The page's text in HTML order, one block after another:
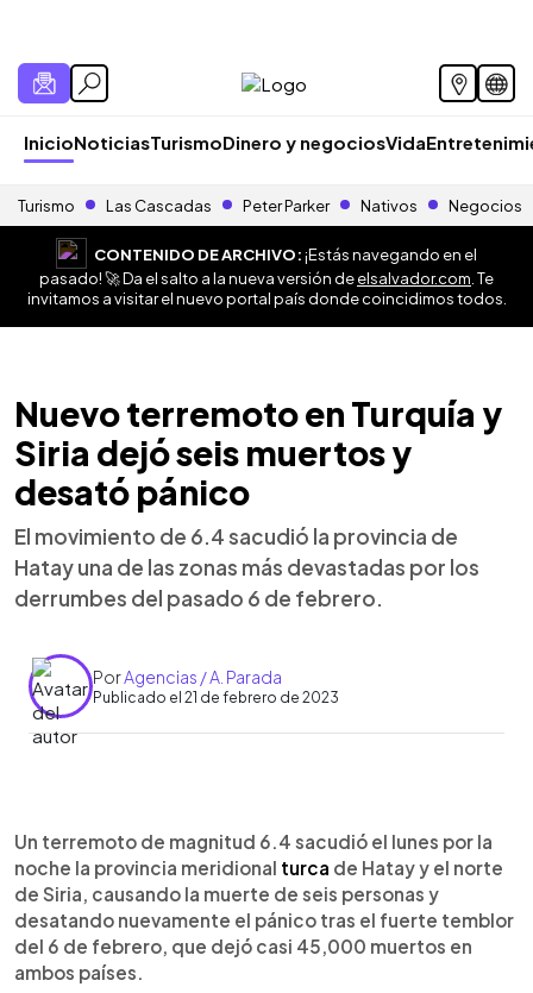
InicioNoticiasTurismoDinero y negociosVida
Turismo Las Cascadas Peter Parker Nativos Negocios
CONTENIDO DE ARCHIVO:¡Estás navegando en el
pasado! 🚀 Da el salto a la nueva versión deelsalvador.com . Te
invitamos a visitar el nuevo portal país donde coincidimos todos.
Nuevo terremoto en Turquía y
Siria dejó seis muertos y
desató pánico
El movimiento de 6.4 sacudió la provincia de
Hatay una de las zonas más devastadas por los
derrumbes del pasado 6 de febrero.
PorAgencias / A. Parada
Publicado el 21 de febrero de 2023
Escuchar artículo
Un terremoto de magnitud 6.4 sacudió el lunes por la
noche la provincia meridional turca de Hatay y el norte
de Siria, causando la muerte de seis personas y
desatando nuevamente el pánico tras el fuerte temblor
del 6 de febrero, que dejó casi 45,000 muertos en
ambos países.